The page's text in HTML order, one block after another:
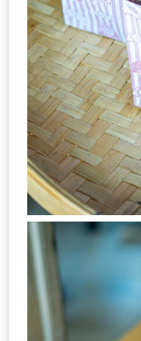
ดี
กับ
น้า
อ้วน
ครั้ง
ที่
1
พา
เพื่อน
กั๋น